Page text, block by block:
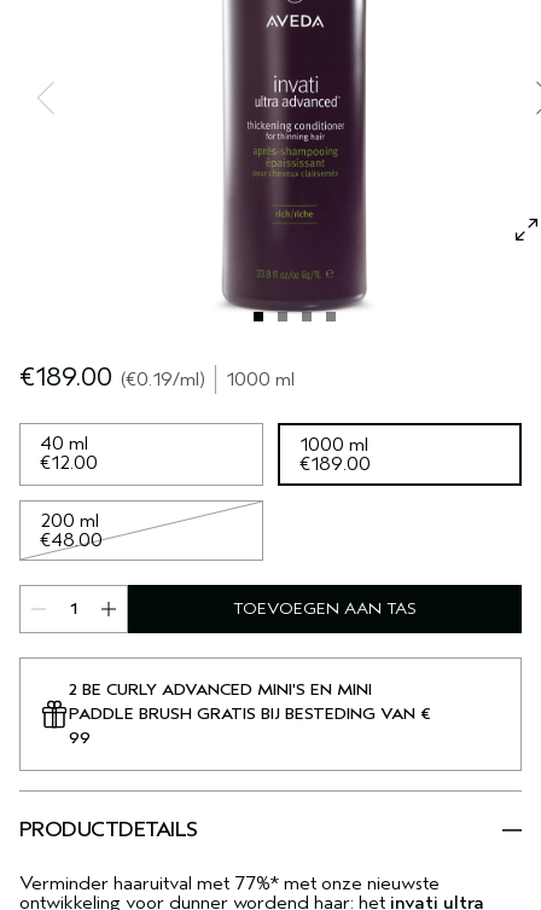
ALLE COLLECTIES
€189.00 €0.19/ml 1000 ml
40 ml
€12.00
1000 ml
€189.00
200 ml
€48.00
TOEVOEGEN AAN TAS
2 BE CURLY ADVANCED MINI'S EN MINI
PADDLE BRUSH GRATIS BIJ BESTEDING VAN €
99
PRODUCTDETAILS
Verminder haaruitval met 77%* met onze nieuwste
ontwikkeling voor dunner wordend haar: het invati ultra